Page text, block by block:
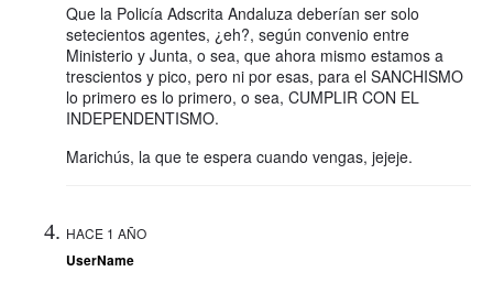
Que la Policía Adscrita Andaluza deberían ser solo
setecientos agentes, ¿eh?, según convenio entre
Ministerio y Junta, o sea, que ahora mismo estamos a
trescientos y pico, pero ni por esas, para el SANCHISMO
lo primero es lo primero, o sea, CUMPLIR CON EL
INDEPENDENTISMO.
Marichús, la que te espera cuando vengas, jejeje.
HACE 1 AÑO
UserName